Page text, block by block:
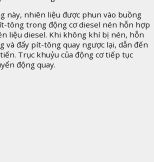
này, nhiên liệu được phun vào buồng
tông trong động cơ diesel nén hỗn hợp
liệu diesel. Khi không khí bị nén, hỗn
và đẩy pít-tông quay ngược lại, dẫn đến
Trục khuỷu của động cơ tiếp tục
động quay.